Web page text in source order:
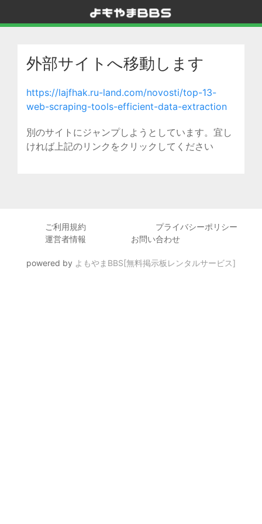
外部サイトへ移動します
https://lajfhak.ru-land.com/novosti/top-13-
web-scraping-tools-efficient-data-extraction
別のサイトにジャンプしようとしています。宜し
ければ上記のリンクをクリックしてください
ご利用規約
プライバシーポリシー
運営者情報
お問い合わせ
powered by よもやまBBS[無料掲示板レンタルサービス]